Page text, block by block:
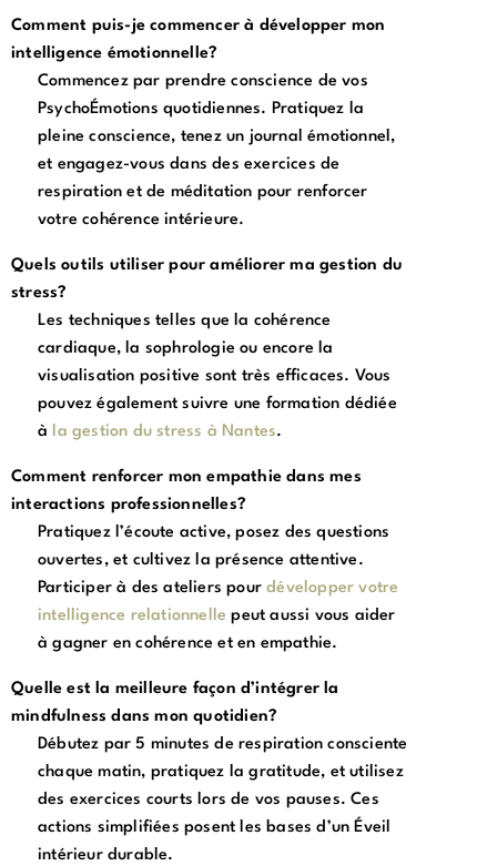
Comment puis-je commencer à développer mon
intelligence émotionnelle?
Commencez par prendre conscience de vos
PsychoÉmotions quotidiennes. Pratiquez la
pleine conscience, tenez un journal émotionnel,
et engagez-vous dans des exercices de
respiration et de méditation pour renforcer
votre cohérence intérieure.
Quels outils utiliser pour améliorer ma gestion du
stress?
Les techniques telles que la cohérence
cardiaque, la sophrologie ou encore la
visualisation positive sont très efficaces. Vous
pouvez également suivre une formation dédiée
à
la gestion du stress à Nantes.
Comment renforcer mon empathie dans mes
interactions professionnelles?
Pratiquez l’écoute active, posez des questions
ouvertes, et cultivez la présence attentive.
Participer à des ateliers pourdévelopper votre
intelligence relationnelle peut aussi vous aider
à gagner en cohérence et en empathie.
Quelle est la meilleure façon d’intégrer la
mindfulness dans mon quotidien?
Débutez par 5 minutes de respiration consciente
chaque matin, pratiquez la gratitude, et utilisez
des exercices courts lors de vos pauses. Ces
actions simplifiées posent les bases d’un Éveil
intérieur durable.